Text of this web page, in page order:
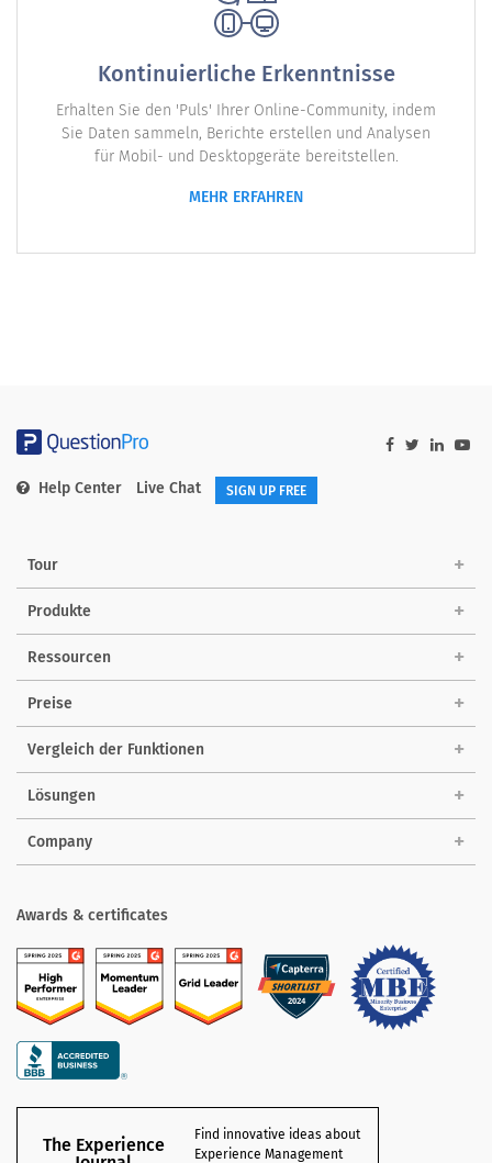
Kontinuierliche Erkenntnisse
Erhalten Sie den 'Puls' Ihrer Online-Community, indem
Sie Daten sammeln, Berichte erstellen und Analysen
für Mobil- und Desktopgeräte bereitstellen.
MEHR ERFAHREN
Help Center Live Chat SIGN UP FREE
Tour
Produkte
Ressourcen
Preise
Vergleich der Funktionen
Lösungen
Company
Awards & certificates
The Experience
Find innovative ideas about
Experience Management